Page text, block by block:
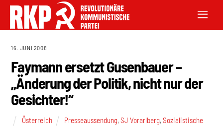
16. JUNI 2008
Faymann ersetzt Gusenbauer –
„Änderung der Politik, nicht nur der
Gesichter!“
Österreich Presseaussendung,SJ Vorarlberg,Sozialistische